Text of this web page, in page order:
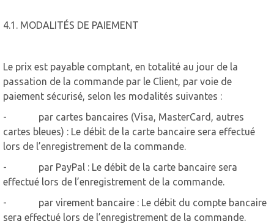
4.1. MODALITÉS DE PAIEMENT
Le prix est payable comptant, en totalité au jour de la
passation de la commande par le Client, par voie de
paiement sécurisé, selon les modalités suivantes :
- par cartes bancaires (Visa, MasterCard, autres
cartes bleues) : Le débit de la carte bancaire sera effectué
lors de l’enregistrement de la commande.
- par PayPal : Le débit de la carte bancaire sera
effectué lors de l’enregistrement de la commande.
- par virement bancaire : Le débit du compte bancaire
sera effectué lors de l’enregistrement de la commande.